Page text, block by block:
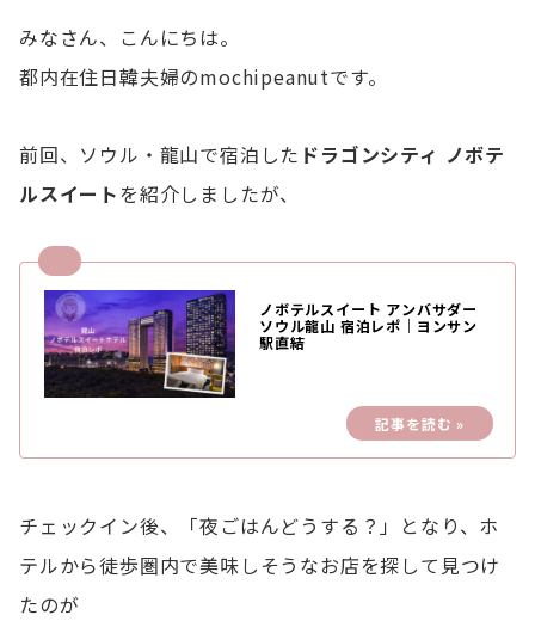
みなさん、こんにちは。
都内在住日韓夫婦のmochipeanutです。
前回、ソウル・龍山で宿泊した ドラゴンシティ ノボテ
ルスイートを紹介しましたが、
ノボテルスイート アンバサダー
ソウル龍山 宿泊レポ｜ヨンサン
駅直結
チェックイン後、「夜ごはんどうする？」となり、ホ
テルから徒歩圏内で美味しそうなお店を探して見つけ
たのが